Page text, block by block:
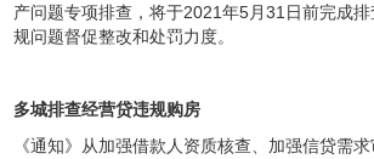
产问题专项排查，将于2021年5月31日前完成
规问题督促整改和处罚力度。
多城排查经营贷违规购房
《通知》从加强借款人资质核查、加强信贷需